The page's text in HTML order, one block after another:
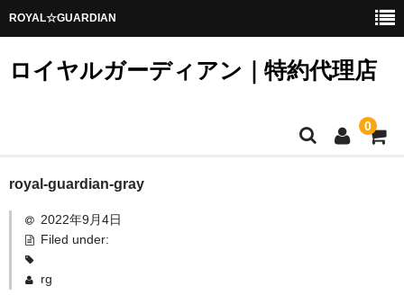
ROYAL☆GUARDIAN
ロイヤルガーディアン｜特約代理店
0
ホーム
変更可能な錠前
鍵登録／キーコード発行
royal-guardian-gray
2022年9月4日
Filed under:
rg